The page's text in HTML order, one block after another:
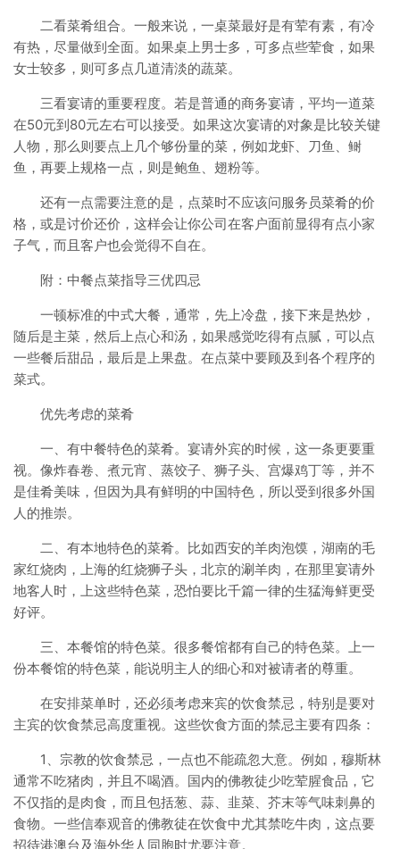
二看菜肴组合。一般来说，一桌菜最好是有荤有素，有冷
有热，尽量做到全面。如果桌上男士多，可多点些荤食，如果
女士较多，则可多点几道清淡的蔬菜。
三看宴请的重要程度。若是普通的商务宴请，平均一道菜
在50元到80元左右可以接受。如果这次宴请的对象是比较关键
人物，那么则要点上几个够份量的菜，例如龙虾、刀鱼、鲥
鱼，再要上规格一点，则是鲍鱼、翅粉等。
还有一点需要注意的是，点菜时不应该问服务员菜肴的价
格，或是讨价还价，这样会让你公司在客户面前显得有点小家
子气，而且客户也会觉得不自在。
附：中餐点菜指导三优四忌
一顿标准的中式大餐，通常，先上冷盘，接下来是热炒，
随后是主菜，然后上点心和汤，如果感觉吃得有点腻，可以点
一些餐后甜品，最后是上果盘。在点菜中要顾及到各个程序的
菜式。
优先考虑的菜肴
一、有中餐特色的菜肴。宴请外宾的时候，这一条更要重
视。像炸春卷、煮元宵、蒸饺子、狮子头、宫爆鸡丁等，并不
是佳肴美味，但因为具有鲜明的中国特色，所以受到很多外国
人的推崇。
二、有本地特色的菜肴。比如西安的羊肉泡馍，湖南的毛
家红烧肉，上海的红烧狮子头，北京的涮羊肉，在那里宴请外
地客人时，上这些特色菜，恐怕要比千篇一律的生猛海鲜更受
好评。
三、本餐馆的特色菜。很多餐馆都有自己的特色菜。上一
份本餐馆的特色菜，能说明主人的细心和对被请者的尊重。
在安排菜单时，还必须考虑来宾的饮食禁忌，特别是要对
主宾的饮食禁忌高度重视。这些饮食方面的禁忌主要有四条：
1、宗教的饮食禁忌，一点也不能疏忽大意。例如，穆斯林
通常不吃猪肉，并且不喝酒。国内的佛教徒少吃荤腥食品，它
不仅指的是肉食，而且包括葱、蒜、韭菜、芥末等气味刺鼻的
食物。一些信奉观音的佛教徒在饮食中尤其禁吃牛肉，这点要
招待港澳台及海外华人同胞时尤要注意。